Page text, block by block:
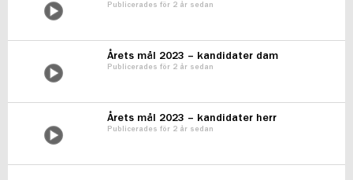
Publicerades för 2 år sedan
Årets mål 2023 – kandidater dam
Publicerades för 2 år sedan
Årets mål 2023 – kandidater herr
Publicerades för 2 år sedan